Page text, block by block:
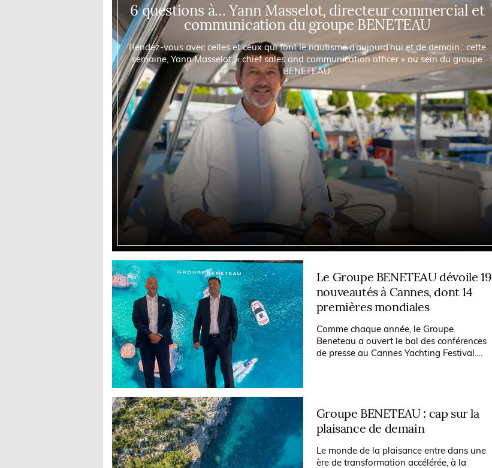
6 questions à… Yann Masselot, directeur commercial et
communication du groupe BENETEAU
Rendez-vous avec celles et ceux qui font le nautisme d’aujourd’hui et de demain : cette
semaine, Yann Masselot, « chief sales and communication officer » au sein du groupe
BENETEAU.
Le Groupe BENETEAU dévoile 19
nouveautés à Cannes, dont 14
premières mondiales
Comme chaque année, le Groupe
Beneteau a ouvert le bal des conférences
de presse au Cannes Yachting Festival.
Groupe BENETEAU : cap sur la
plaisance de demain
Le monde de la plaisance entre dans une
ère de transformation accélérée, à la